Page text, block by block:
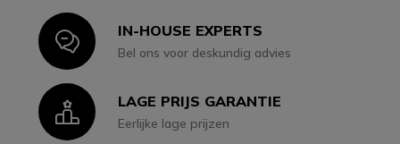
IconIN-HOUSE EXPERTS
Bel ons voor deskundig advies
IconLAGE PRIJS GARANTIE
Eerlijke lage prijzen